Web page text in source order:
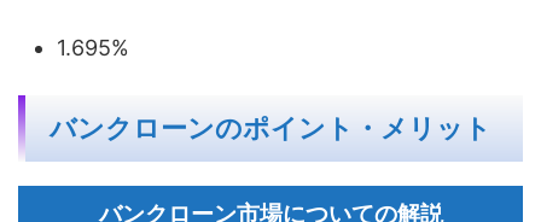
1.695%
バンクローンのポイント・メリット
バンクローン市場についての解説